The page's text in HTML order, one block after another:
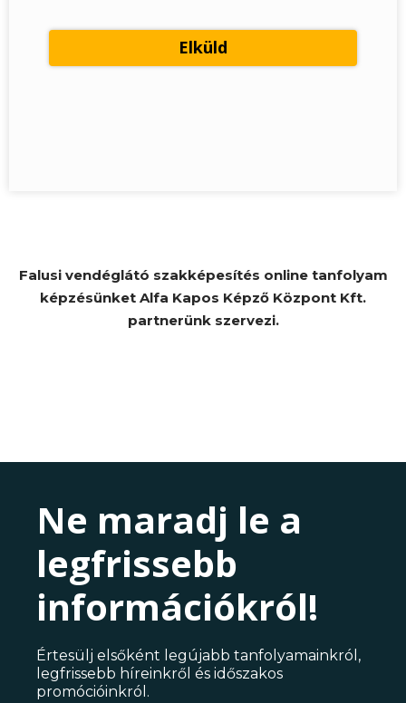
Falusi vendéglátó szakképesítés online tanfolyam
képzésünket Alfa Kapos Képző Központ Kft.
partnerünk szervezi.
Ne maradj le a
legfrissebb
információkról!
Értesülj elsőként legújabb tanfolyamainkról,
legfrissebb híreinkről és időszakos
promócióinkról.